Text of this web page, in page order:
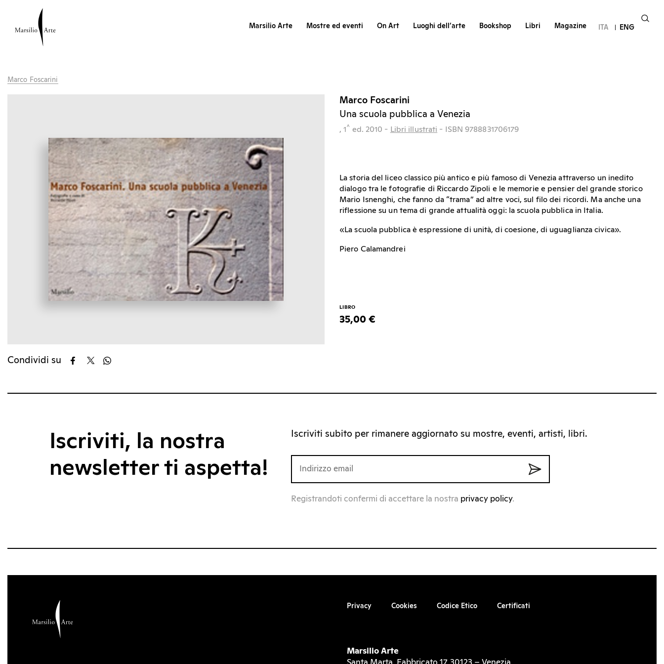
Marsilio Arte Mostre ed eventi On Art Luoghi dell’arte Bookshop Libri Magazine ITA ENG
Marco Foscarini
Condividi su
Marco Foscarini
Una scuola pubblica a Venezia
, 1^ ed. 2010 - Libri illustrati - ISBN 9788831706179
La storia del liceo classico più antico e più famoso di Venezia attraverso un inedito
dialogo tra le fotografie di Riccardo Zipoli e le memorie e pensier del grande storico
Mario Isnenghi, che fanno da “trama” ad altre voci, sul filo dei ricordi. Ma anche una
riflessione su un tema di grande attualità oggi: la scuola pubblica in Italia.
«La scuola pubblica è espressione di unità, di coesione, di uguaglianza civica».
Piero Calamandrei
LIBRO
35,00 €
Iscriviti, la nostra
newsletter ti aspetta!
Iscriviti subito per rimanere aggiornato su mostre, eventi, artisti, libri.
Registrandoti confermi di accettare la nostra privacy policy.
Privacy Cookies Codice Etico Certificati
Marsilio Arte